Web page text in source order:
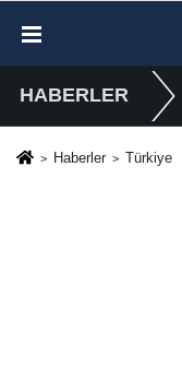
HABERLER
Haberler Türkiye